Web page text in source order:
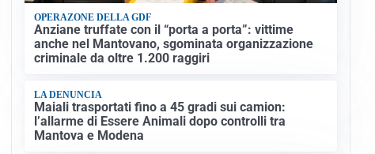
OPERAZONE DELLA GDF
Anziane truffate con il “porta a porta”: vittime
anche nel Mantovano, sgominata organizzazione
criminale da oltre 1.200 raggiri
LA DENUNCIA
Maiali trasportati fino a 45 gradi sui camion:
l’allarme di Essere Animali dopo controlli tra
Mantova e Modena